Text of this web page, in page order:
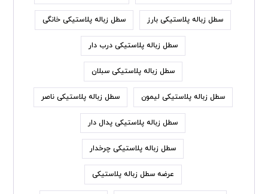
سطل زباله پلاستیکی بارز سطل زباله پلاستیکی خانگی
سطل زباله پلاستیکی درب دار
سطل زباله پلاستیکی سبلان
سطل زباله پلاستیکی لیمون سطل زباله پلاستیکی ناصر
سطل زباله پلاستیکی پدال دار
سطل زباله پلاستیکی چرخدار
عرضه سطل زباله پلاستیکی